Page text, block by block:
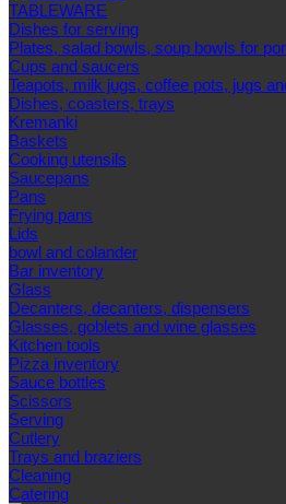
TABLEWARE
Dishes for serving
Plates, salad bowls, soup bowls for
Cups and saucers
Teapots, milk jugs, coffee pots, jugs
Dishes, coasters, trays
Kremanki
Baskets
Cooking utensils
Saucepans
Pans
Frying pans
Lids
bowl and colander
Bar inventory
Glass
Decanters, decanters, dispensers
Glasses, goblets and wine glasses
Kitchen tools
Pizza inventory
Sauce bottles
Scissors
Serving
Cutlery
Trays and braziers
Сleaning
Catering